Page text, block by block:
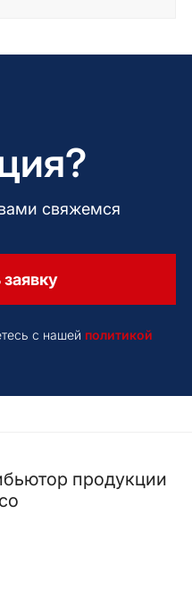
свяжемся
с нашей политикой
продукции